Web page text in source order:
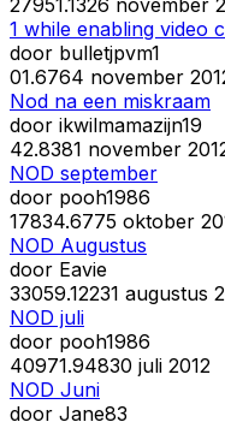
1 while enabling video
door bulletjpvm1
01.6764 november
Nod na een miskraam
door ikwilmamazijn19
42.8381 november
NOD september
door pooh1986
17834.6775 oktober
NOD Augustus
door Eavie
33059.12231 augustus
NOD juli
door pooh1986
40971.94830 juli 2012
NOD Juni
door Jane83